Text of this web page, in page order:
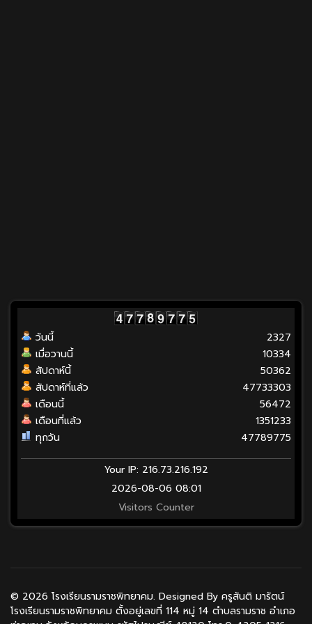
วันนี้
เมื่อวานนี้
สัปดาห์นี้
สัปดาห์ที่แล้ว
เดือนนี้
เดือนที่แล้ว
ทุกวัน
2327
10334
50362
47733303
56472
1351233
47789775
Your IP: 216.73.216.192
2026-08-06 08:01
Visitors Counter
© 2026 โรงเรียนรามราชพิทยาคม. Designed By ครูสันติ มารัตน์
โรงเรียนรามราชพิทยาคม ตั้งอยู่เลขที่ 114 หมู่ 14 ตำบลรามราช อำเภอ